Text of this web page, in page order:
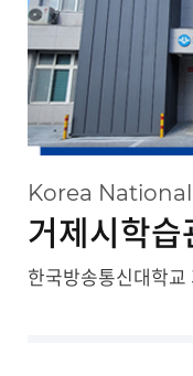
Korea
거제시학습
한국방송통신대학